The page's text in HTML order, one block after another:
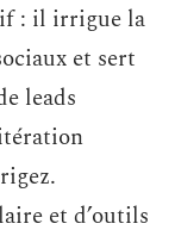
: il irrigue la
et sert
leads
et d’outils